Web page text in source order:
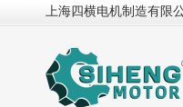
上海四横电机制造有限